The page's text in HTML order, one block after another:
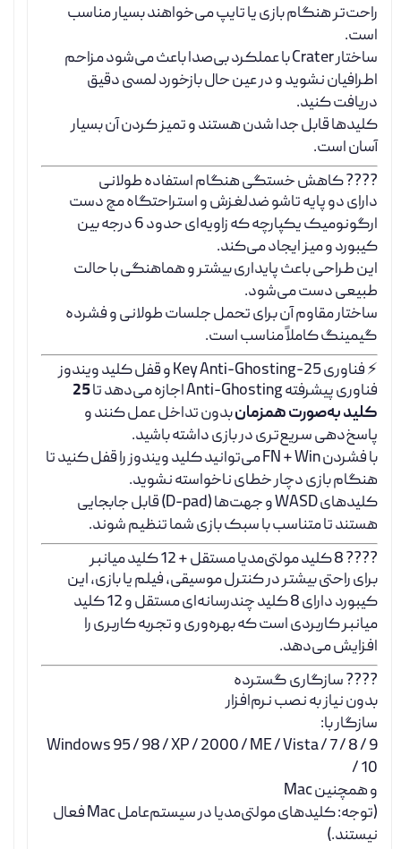
راحت‌تر هنگام بازی یا تایپ می‌خواهند بسیار مناسب
است.
ساختار Crater با عملکرد بی‌صدا باعث می‌شود مزاحم
اطرافیان نشوید و در عین حال بازخورد لمسی دقیق
دریافت کنید.
کلیدها قابل جدا شدن هستند و تمیز کردن آن بسیار
آسان است.
???? کاهش خستگی هنگام استفاده طولانی
دارای دو پایه تاشو ضدلغزش و استراحتگاه مچ دست
ارگونومیک یکپارچه که زاویه‌ای حدود 6 درجه بین
کیبورد و میز ایجاد می‌کند.
این طراحی باعث پایداری بیشتر و هماهنگی با حالت
طبیعی دست می‌شود.
ساختار مقاوم آن برای تحمل جلسات طولانی و فشرده
گیمینگ کاملاً مناسب است.
⚡ فناوری 25-Key Anti-Ghosting و قفل کلید ویندوز
فناوری پیشرفته Anti-Ghosting اجازه می‌دهد تا
25
کلید به‌صورت همزمانبدون تداخل عمل کنند و
پاسخ‌دهی سریع‌تری در بازی داشته باشید.
با فشردن FN + Win می‌توانید کلید ویندوز را قفل کنید تا
هنگام بازی دچار خطای ناخواسته نشوید.
کلیدهای WASD و جهت‌ها (D-pad) قابل جابجایی
هستند تا متناسب با سبک بازی شما تنظیم شوند.
???? 8 کلید مولتی‌مدیا مستقل + 12 کلید میانبر
برای راحتی بیشتر در کنترل موسیقی، فیلم یا بازی، این
کیبورد دارای 8 کلید چندرسانه‌ای مستقل و 12 کلید
میانبر کاربردی است که بهره‌وری و تجربه کاربری را
افزایش می‌دهد.
???? سازگاری گسترده
بدون نیاز به نصب نرم‌افزار
سازگار با:
Windows 95 / 98 / XP / 2000 / ME / Vista / 7 / 8 / 9
/ 10
و همچنین Mac
(توجه: کلیدهای مولتی‌مدیا در سیستم‌عامل Mac فعال
نیستند.)